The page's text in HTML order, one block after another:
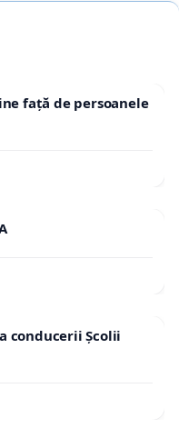
față de persoanele
conducerii Școlii